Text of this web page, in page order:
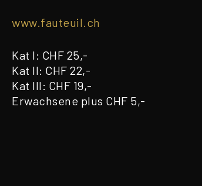
www.fauteuil.ch
Kat I: CHF 25,-
Kat II: CHF 22,-
Kat III: CHF 19,-
Erwachsene plus CHF 5,-